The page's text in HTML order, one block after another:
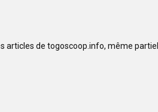
de togoscoop.info, même